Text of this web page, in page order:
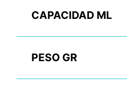
CAPACIDAD ML
PESO GR